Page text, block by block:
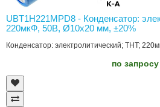
UBT1H221MPD8 - Конденсатор:
220мкФ, 50В, Ø10x20 мм, ±20%
Конденсатор: электролитический; THT;
по запросу